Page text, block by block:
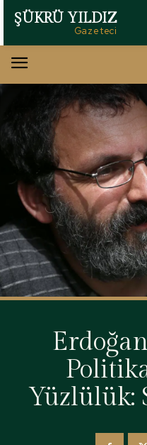
ŞÜKRÜ YILDIZ
Gazeteci
Yüzlülük: